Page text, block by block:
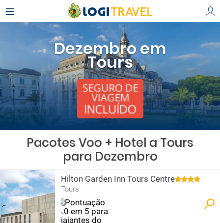
Dezembro em
Tours
Pacotes Voo + Hotel a Tours
para Dezembro
Hilton Garden Inn Tours Centre
Tours